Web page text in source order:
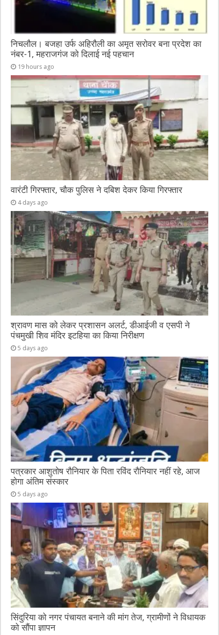
निचलौल। बजहा उर्फ अहिरौली का अमृत सरोवर बना प्रदेश का
नंबर-1, महराजगंज को दिलाई नई पहचान
19 hours ago
वारंटी गिरफ्तार, चौक पुलिस ने दबिश देकर किया गिरफ्तार
4 days ago
श्रावण मास को लेकर प्रशासन अलर्ट, डीआईजी व एसपी ने
पंचमुखी शिव मंदिर इटहिया का किया निरीक्षण
5 days ago
पत्रकार आशुतोष रौनियार के पिता रविंद रौनियार नहीं रहे, आज
होगा अंतिम संस्कार
5 days ago
सिंदुरिया को नगर पंचायत बनाने की मांग तेज, ग्रामीणों ने विधायक
को सौंपा ज्ञापन